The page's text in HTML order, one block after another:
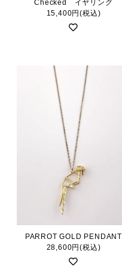
Checked イヤリング
15,400円(税込)
PARROT GOLD PENDANT
28,600円(税込)